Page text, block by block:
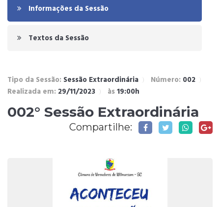
Informações da Sessão
Textos da Sessão
Tipo da Sessão: Sessão Extraordinária Número: 002
Realizada em: 29/11/2023 às19:00h
002° Sessão Extraordinária
Compartilhe: